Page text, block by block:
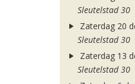
Sleutelstad 30
Zaterdag 20
Sleutelstad 30
Zaterdag 13
Sleutelstad 30